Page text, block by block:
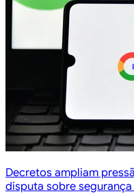
Decretos ampliam
disputa sobre